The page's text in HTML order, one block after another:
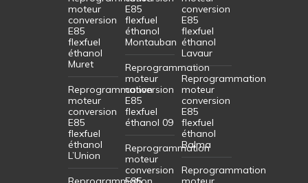
moteur
conversion
E85
flexfuel
éthanol
Muret
Reprogrammation
moteur
conversion
E85
flexfuel
éthanol
L’Union
E85
flexfuel
éthanol
Montauban
Reprogrammation
moteur
conversion
E85
flexfuel
éthanol 09
Reprogrammation
moteur
conversion
conversion
E85
flexfuel
éthanol
Lavaur
Reprogrammation
moteur
conversion
E85
flexfuel
éthanol
Balma
Reprogrammation